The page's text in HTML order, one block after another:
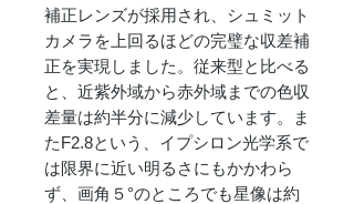
補正レンズが採用され、シュミット
カメラを上回るほどの完璧な収差補
正を実現しました。従来型と比べる
と、近紫外域から赤外域までの色収
差量は約半分に減少しています。ま
たF2.8という、イプシロン光学系で
は限界に近い明るさにもかかわら
ず、画角５°のところでも星像は約